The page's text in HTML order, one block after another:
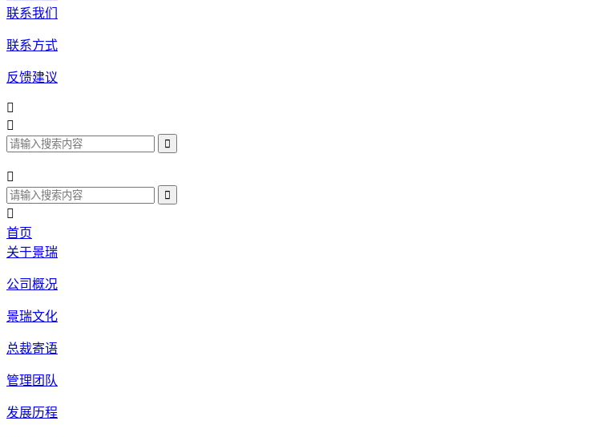
联系我们
联系方式
反馈建议




首页
关于景瑞
公司概况
景瑞文化
总裁寄语
管理团队
发展历程